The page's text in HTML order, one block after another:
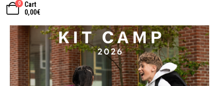
0
Cart
0,00€